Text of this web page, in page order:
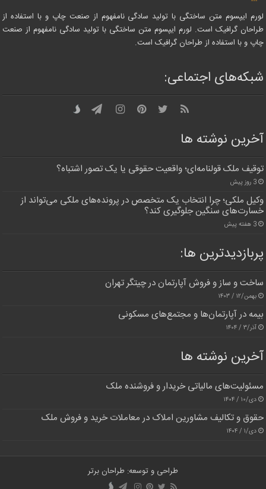
لورم ایپسوم متن ساختگی با تولید سادگی نامفهوم از صنعت چاپ و با استفاده از
طراحان گرافیک است. لورم ایپسوم متن ساختگی با تولید سادگی نامفهوم از صنعت
چاپ و با استفاده از طراحان گرافیک است.
شبکه‌های اجتماعی:
آخرین نوشته ها
توقیف ملک قولنامه‌ای؛ واقعیت حقوقی یا یک تصور اشتباه؟
3 روز پیش
وکیل ملکی؛ چرا انتخاب یک متخصص در پرونده‌های ملکی می‌تواند از
خسارت‌های سنگین جلوگیری کند؟
3 هفته پیش
پربازدیدترین‌ ها:
ساخت و ساز و فروش آپارتمان در چیتگر تهران
بهمن/۱۲ / ۱۴۰۳
بیمه در آپارتمان‌ها و مجتمع‌های مسکونی
آذر/۳ / ۱۴۰۴
آخرین نوشته ها
مسئولیت‌های مالیاتی خریدار و فروشنده ملک
دی/۱۰ / ۱۴۰۴
حقوق و تکالیف مشاورین املاک در معاملات خرید و فروش ملک
دی/۱ / ۱۴۰۴
طراحی و توسعه: طراحان برتر